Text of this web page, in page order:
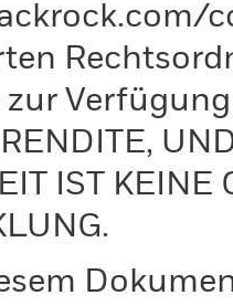
IST KEINE